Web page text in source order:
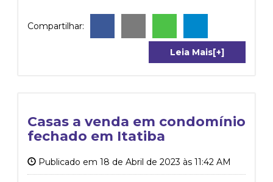
Compartilhar:
Leia Mais[+]
Casas a venda em condomínio
fechado em Itatiba
Publicado em 18 de Abril de 2023 às 11:42 AM